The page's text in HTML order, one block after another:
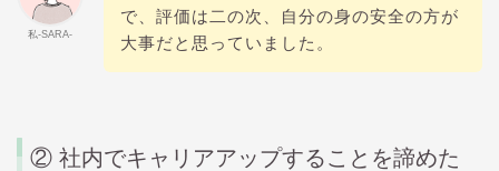
私-SARA-
で、評価は二の次、自分の身の安全の方が
大事だと思っていました。
② 社内でキャリアアップすることを諦めた